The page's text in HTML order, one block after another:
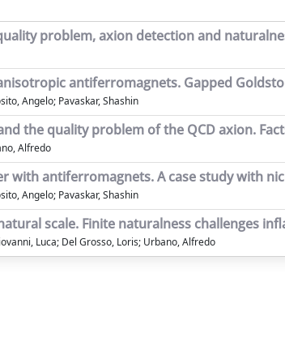
problem, axion detection and
antiferromagnets. Gapped
Angelo; Pavaskar, Shashin
the quality problem of the QCD axion.
Alfredo
with antiferromagnets. A case study with
Angelo; Pavaskar, Shashin
scale. Finite naturalness challenges
Luca; Del Grosso, Loris; Urbano, Alfredo